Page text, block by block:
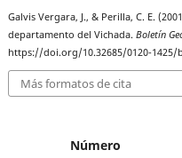
Galvis Vergara, J., & Perilla, C. E.
departamento del Vichada.Boletín
https://doi.org/10.32685/0120-1425/
Más formatos de cita
Número